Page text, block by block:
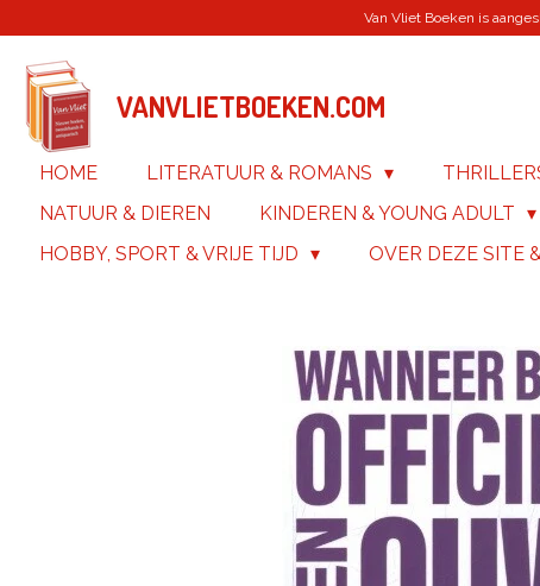
naar
hoofdinhoud
Van Vliet Boeken is
VANVLIETBOEKEN.COM
HOME LITERATUUR & ROMANS
NATUUR & DIEREN
KINDEREN & YOUNG ADULT
HOBBY, SPORT & VRIJE TIJD
OVER DEZE SITE